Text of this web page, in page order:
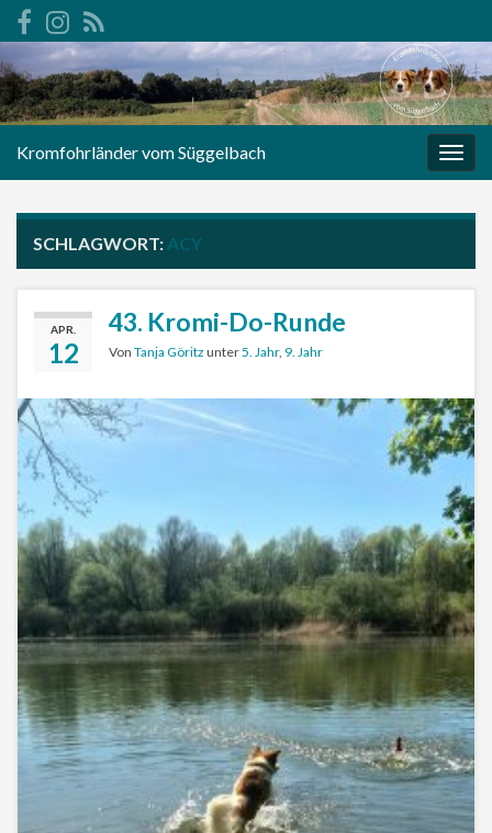
Kromfohrländer vom Süggelbach
SCHLAGWORT: ACY
APR.
12
43. Kromi-Do-Runde
Von Tanja Göritz unter5. Jahr, 9. Jahr